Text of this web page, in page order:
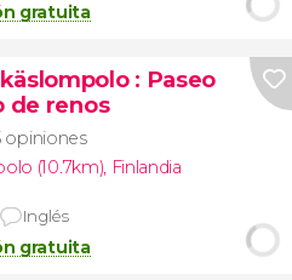
gratuita
: Paseo
de renos
opiniones
(10.7km), Finlandia
Inglés
gratuita